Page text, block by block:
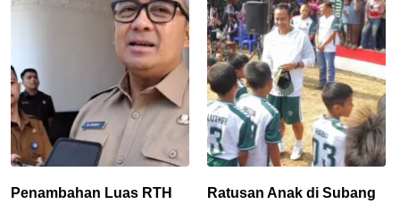
Penambahan Luas RTH
Ratusan Anak di Subang